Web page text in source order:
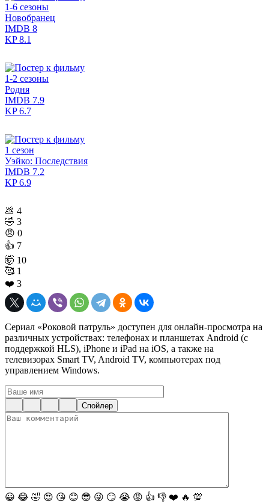
1-6 сезоны
Новобранец
IMDB 8
KP8.1
1-2 сезоны
Родня
IMDB 7.9
KP6.7
1 сезон
Уэйко: Последствия
IMDB 7.2
KP6.9
💩 4
🤣 3
😠 0
👍 7
🤯 10
🥰 1
❤️ 3
Сериал «Роковой патруль» доступен для онлайн-просмотра на
различных устройствах: телефонах и планшетах Android (с
поддержкой HLS), iPhone и iPad на iOS, а также на
телевизорах Smart TV, Android TV, компьютерах под
управлением Windows.
Спойлер
😀 😂 🤣 😍 😘 😊 😎 😜 😏 😭 😡 👍 👎 ❤️ 🔥 💯